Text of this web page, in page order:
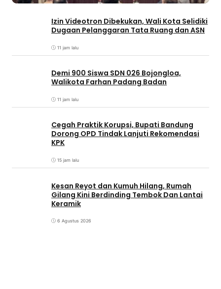
Izin Videotron Dibekukan, Wali Kota Selidiki
Dugaan Pelanggaran Tata Ruang dan ASN
11 jam lalu
Demi 900 Siswa SDN 026 Bojongloa,
Walikota Farhan Padang Badan
11 jam lalu
Cegah Praktik Korupsi, Bupati Bandung
Dorong OPD Tindak Lanjuti Rekomendasi
KPK
15 jam lalu
Kesan Reyot dan Kumuh Hilang, Rumah
Gilang Kini Berdinding Tembok Dan Lantai
Keramik
6 Agustus 2026